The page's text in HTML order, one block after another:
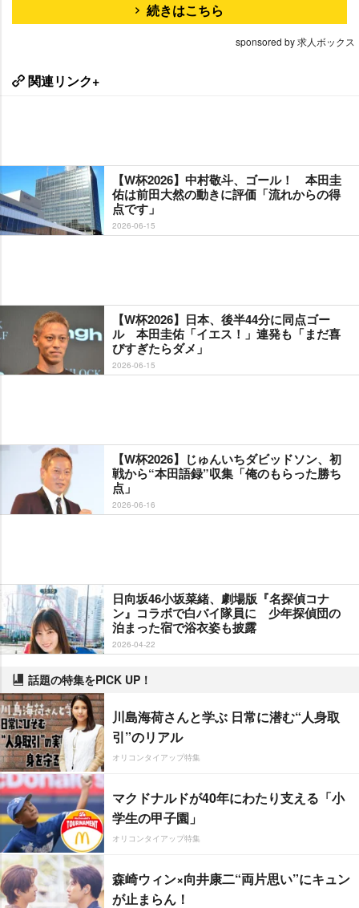
続きはこちら
sponsored by 求人ボックス
関連リンク+
【W杯2026】中村敬斗、ゴール！ 本田圭
佑は前田大然の動きに評価「流れからの得
点です」
2026-06-15
【W杯2026】日本、後半44分に同点ゴー
ル 本田圭佑「イエス！」連発も「まだ喜
びすぎたらダメ」
2026-06-15
【W杯2026】じゅんいちダビッドソン、初
戦から“本田語録”収集「俺のもらった勝ち
点」
2026-06-16
日向坂46小坂菜緒、劇場版『名探偵コナ
ン』コラボで白バイ隊員に 少年探偵団の
泊まった宿で浴衣姿も披露
2026-04-22
話題の特集をPICK UP！
川島海荷さんと学ぶ 日常に潜む“人身取
引”のリアル
オリコンタイアップ特集
マクドナルドが40年にわたり支える「小
学生の甲子園」
オリコンタイアップ特集
森崎ウィン×向井康二“両片思い”にキュン
が止まらん！